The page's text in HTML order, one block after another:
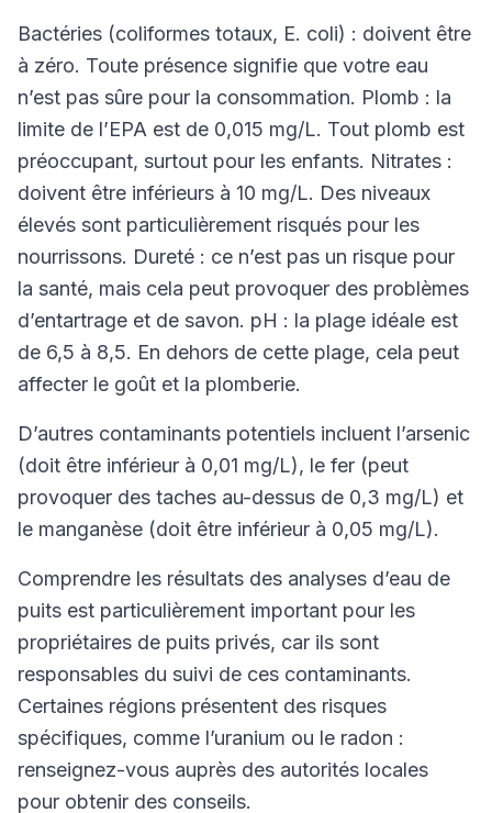
Bactéries (coliformes totaux, E. coli) : doivent être
à zéro. Toute présence signifie que votre eau
n’est pas sûre pour la consommation. Plomb : la
limite de l’EPA est de 0,015 mg/L. Tout plomb est
préoccupant, surtout pour les enfants. Nitrates :
doivent être inférieurs à 10 mg/L. Des niveaux
élevés sont particulièrement risqués pour les
nourrissons. Dureté : ce n’est pas un risque pour
la santé, mais cela peut provoquer des problèmes
d’entartrage et de savon. pH : la plage idéale est
de 6,5 à 8,5. En dehors de cette plage, cela peut
affecter le goût et la plomberie.
D’autres contaminants potentiels incluent l’arsenic
(doit être inférieur à 0,01 mg/L), le fer (peut
provoquer des taches au-dessus de 0,3 mg/L) et
le manganèse (doit être inférieur à 0,05 mg/L).
Comprendre les résultats des analyses d’eau de
puits est particulièrement important pour les
propriétaires de puits privés, car ils sont
responsables du suivi de ces contaminants.
Certaines régions présentent des risques
spécifiques, comme l’uranium ou le radon :
renseignez-vous auprès des autorités locales
pour obtenir des conseils.